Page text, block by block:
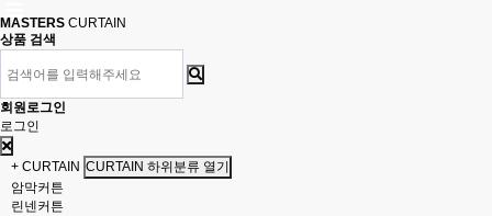
MASTERS CURTAIN
상품 검색
회원로그인
로그인
+ CURTAIN CURTAIN 하위분류 열기
암막커튼
린넨커튼